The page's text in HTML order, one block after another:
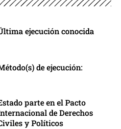
ejecución conocida
de ejecución:
parte en el Pacto
de Derechos
y Políticos